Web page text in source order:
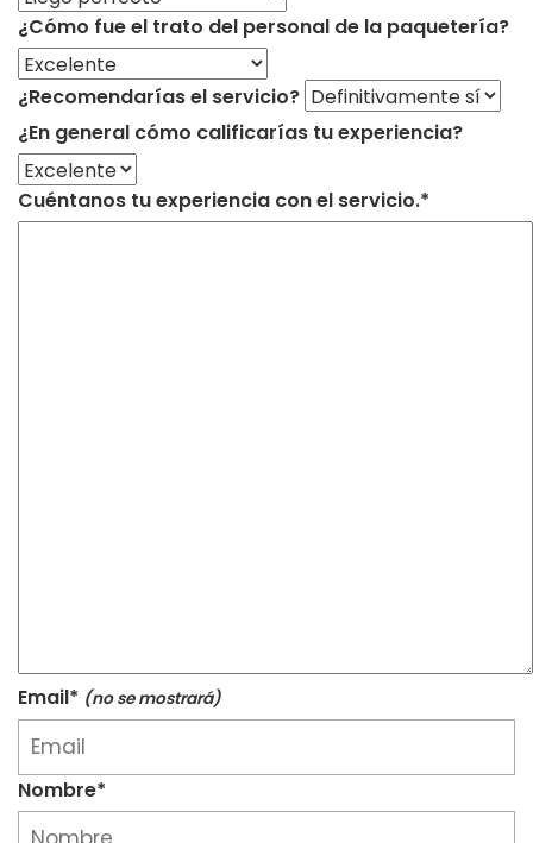
¿Cómo fue el trato del personal de la paquetería?
¿Recomendarías el servicio?
¿En general cómo calificarías tu experiencia?
Cuéntanos tu experiencia con el servicio.*
Email* (no se mostrará)
Nombre*